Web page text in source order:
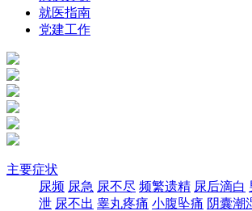
就医指南
党建工作
主要症状
尿频 尿急 尿不尽 频繁遗精 尿后滴白
泄 尿不出 睾丸疼痛 小腹坠痛 阴囊潮